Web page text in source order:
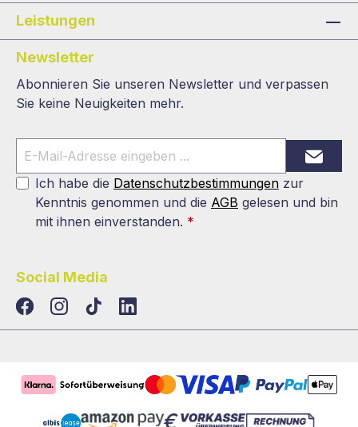
Leistungen
Newsletter
Abonnieren Sie unseren Newsletter und verpassen
Sie keine Neuigkeiten mehr.
Ich habe die Datenschutzbestimmungen zur
Kenntnis genommen und die AGB gelesen und bin
mit ihnen einverstanden. *
Social Media
TikTokLinkedIn